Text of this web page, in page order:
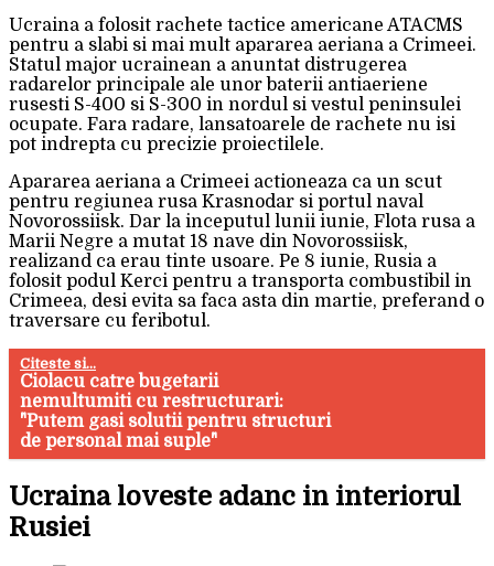
Ucraina a folosit rachete tactice americane ATACMS
pentru a slabi si mai mult apararea aeriana a Crimeei.
Statul major ucrainean a anuntat distrugerea
radarelor principale ale unor baterii antiaeriene
rusesti S-400 si S-300 in nordul si vestul peninsulei
ocupate. Fara radare, lansatoarele de rachete nu isi
pot indrepta cu precizie proiectilele.
Apararea aeriana a Crimeei actioneaza ca un scut
pentru regiunea rusa Krasnodar si portul naval
Novorossiisk. Dar la inceputul lunii iunie, Flota rusa a
Marii Negre a mutat 18 nave din Novorossiisk,
realizand ca erau tinte usoare. Pe 8 iunie, Rusia a
folosit podul Kerci pentru a transporta combustibil in
Crimeea, desi evita sa faca asta din martie, preferand o
traversare cu feribotul.
Citeste si...
Ciolacu catre bugetarii
nemultumiti cu restructurari:
"Putem gasi solutii pentru structuri
de personal mai suple"
Ucraina loveste adanc in interiorul
Rusiei